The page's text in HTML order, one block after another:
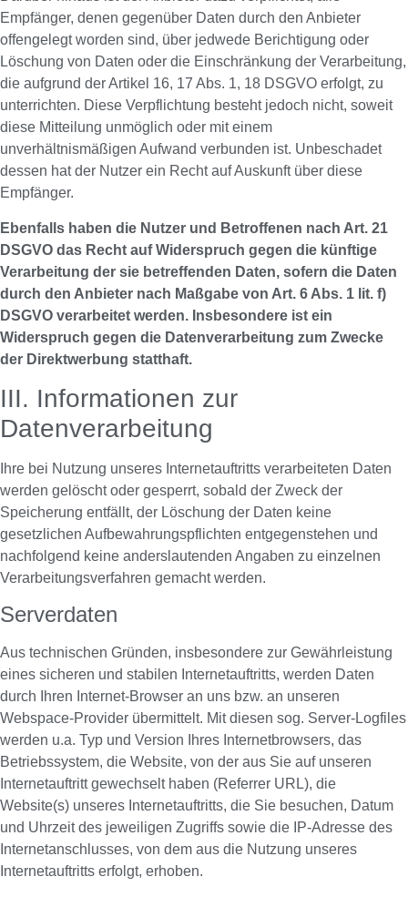
Empfänger, denen gegenüber Daten durch den Anbieter
offengelegt worden sind, über jedwede Berichtigung oder
Löschung von Daten oder die Einschränkung der Verarbeitung,
die aufgrund der Artikel 16, 17 Abs. 1, 18 DSGVO erfolgt, zu
unterrichten. Diese Verpflichtung besteht jedoch nicht, soweit
diese Mitteilung unmöglich oder mit einem
unverhältnismäßigen Aufwand verbunden ist. Unbeschadet
dessen hat der Nutzer ein Recht auf Auskunft über diese
Empfänger.
Ebenfalls haben die Nutzer und Betroffenen nach Art. 21
DSGVO das Recht auf Widerspruch gegen die künftige
Verarbeitung der sie betreffenden Daten, sofern die Daten
durch den Anbieter nach Maßgabe von Art. 6 Abs. 1 lit. f)
DSGVO verarbeitet werden. Insbesondere ist ein
Widerspruch gegen die Datenverarbeitung zum Zwecke
der Direktwerbung statthaft.
III. Informationen zur
Datenverarbeitung
Ihre bei Nutzung unseres Internetauftritts verarbeiteten Daten
werden gelöscht oder gesperrt, sobald der Zweck der
Speicherung entfällt, der Löschung der Daten keine
gesetzlichen Aufbewahrungspflichten entgegenstehen und
nachfolgend keine anderslautenden Angaben zu einzelnen
Verarbeitungsverfahren gemacht werden.
Serverdaten
Aus technischen Gründen, insbesondere zur Gewährleistung
eines sicheren und stabilen Internetauftritts, werden Daten
durch Ihren Internet-Browser an uns bzw. an unseren
Webspace-Provider übermittelt. Mit diesen sog. Server-Logfiles
werden u.a. Typ und Version Ihres Internetbrowsers, das
Betriebssystem, die Website, von der aus Sie auf unseren
Internetauftritt gewechselt haben (Referrer URL), die
Website(s) unseres Internetauftritts, die Sie besuchen, Datum
und Uhrzeit des jeweiligen Zugriffs sowie die IP-Adresse des
Internetanschlusses, von dem aus die Nutzung unseres
Internetauftritts erfolgt, erhoben.